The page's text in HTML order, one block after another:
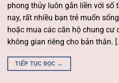
phong thủy luôn gắn liền với số
nay, rất nhiều bạn trẻ muốn
hoặc mua các căn hộ chung cư
không gian riêng cho bản thân.
TIẾP TỤC ĐỌC →